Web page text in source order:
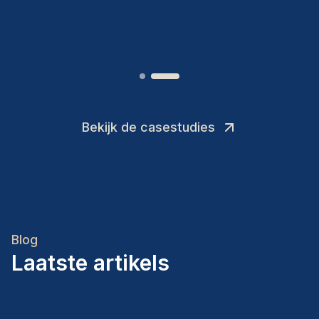
Bekijk de casestudies
Blog
Laatste artikels